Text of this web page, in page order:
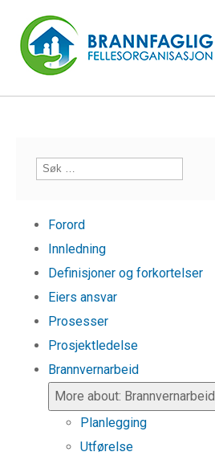
Forord
Innledning
Definisjoner og forkortelser
Eiers ansvar
Prosesser
Prosjektledelse
Brannvernarbeid
More about: Brannvernarbeid
Planlegging
Utførelse